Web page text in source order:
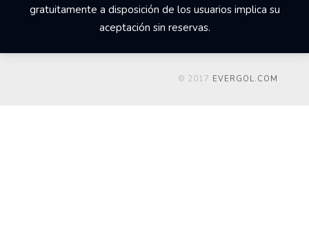
gratuitamente a disposición de los usuarios implica su
aceptación sin reservas.
© 2017 EVERGOL.COM